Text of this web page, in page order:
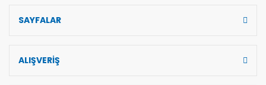
SAYFALAR
ALIŞVERİŞ